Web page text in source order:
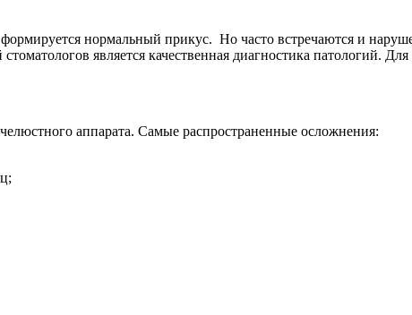
нормальный прикус. Но часто встречаются и
является качественная диагностика патологий.
аппарата. Самые распространенные осложнения: